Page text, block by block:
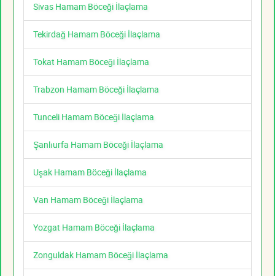
Sivas Hamam Böceği İlaçlama
Tekirdağ Hamam Böceği İlaçlama
Tokat Hamam Böceği İlaçlama
Trabzon Hamam Böceği İlaçlama
Tunceli Hamam Böceği İlaçlama
Şanlıurfa Hamam Böceği İlaçlama
Uşak Hamam Böceği İlaçlama
Van Hamam Böceği İlaçlama
Yozgat Hamam Böceği İlaçlama
Zonguldak Hamam Böceği İlaçlama